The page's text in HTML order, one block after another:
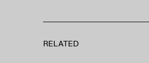
RELATED